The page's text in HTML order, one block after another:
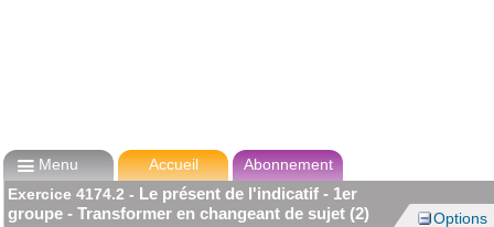
Menu Accueil
Abonnement
Exercice 4174.2 - Le présent de l'indicatif - 1er
groupe - Transformer en changeant de sujet (2)
Options